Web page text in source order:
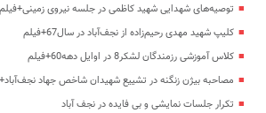
توصیه‌های شهدایی شهید کاظمی در جلسه نیروی زمینی+فیلم
کلیپ شهید مهدی رحیم‌زاده از نجف‌آباد در سال67+فیلم
کلاس آموزشی رزمندگان لشکر8 در اوایل دهه60+فیلم
مصاحبه بیژن زنگنه در تشییع شهیدان شاخص جهاد
تکرار جلسات نمایشی و بی فایده در نجف آباد